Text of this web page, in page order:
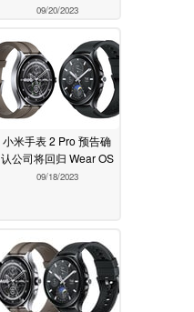
09/20/2023
小米手表 2 Pro 预告确
认公司将回归 Wear OS
09/18/2023